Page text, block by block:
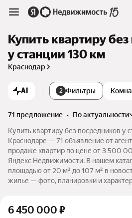
Купить квартиру
у станции 130 км
Краснодар
AI 2 Фильтры
71 предложение •
по актуальности
Купить квартиру без посредников у
Краснодаре — 71 объявление от
продаже квартир по цене от 3 500
Яндекс Недвижимости. В нашем
площадью от 20 м² до 107 м² в
жилье — фото, планировки и
6 450 000 ₽